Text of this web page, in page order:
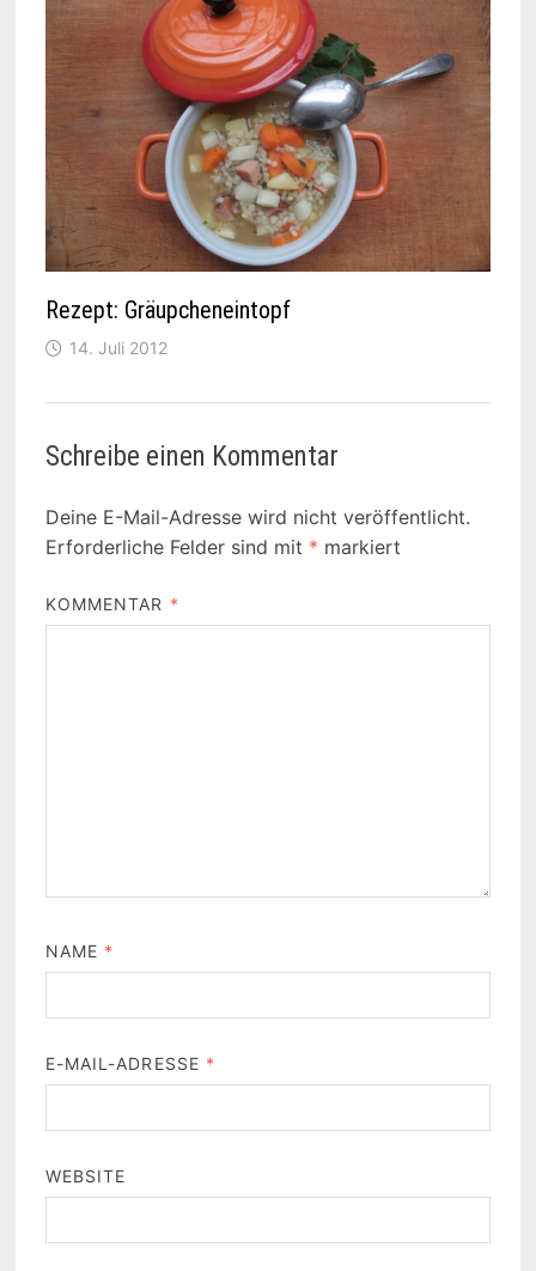
Rezept: Gräupcheneintopf
14. Juli 2012
Schreibe einen Kommentar
Deine E-Mail-Adresse wird nicht veröffentlicht.
Erforderliche Felder sind mit * markiert
KOMMENTAR *
NAME *
E-MAIL-ADRESSE *
WEBSITE